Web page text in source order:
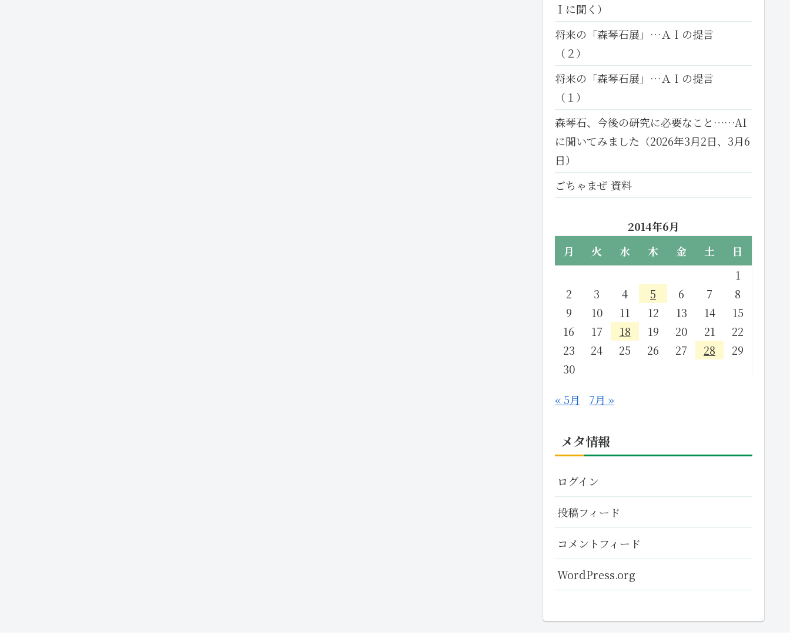
Ｉに聞く）
将来の「森琴石展」…ＡＩの提言
（２）
将来の「森琴石展」…ＡＩの提言
（１）
森琴石、今後の研究に必要なこと……AI
に聞いてみました（2026年3月2日、3月6
日）
ごちゃまぜ 資料
2014年6月
月
火 水 木 金 土
日
1
2
3 4 5 6 7
8
9
10 11 12 13 14
15
16
17 18 19 20 21
22
23
24 25 26 27 28
29
30
« 5月
7月 »
メタ情報
ログイン
投稿フィード
コメントフィード
WordPress.org